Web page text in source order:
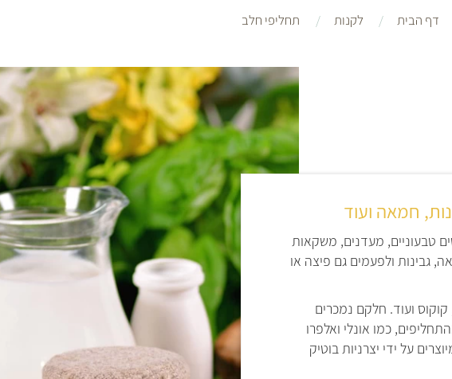
דף הבית לקנות תחליפי חלב
חמאה ועוד
טבעוניים, מעדנים, משקאות
גבינות ולפעמים גם פיצה או
קוקוס ועוד. חלקם נמכרים
כמו אונלי ואלפרו
על ידי יצרניות בוטיק
מהפכת תחליפי החלב כבר כאן, וכולנו
2016 לשנת 2021! לעומת זאת, העליות במכירת
באתר כלכליסט קבעו כבר בשנת 2019 ש"
הסויה
התחזיות צופות שמכירות תחליפי החלב ימשיכו לעלות.
משקאות החלב הצמחי
באריזות הליטר הם התחליפים
של מעל 300 מיליון שקלים בשנה! וזו הסיבה
משקאות בריסטה ייעודיים לקפה, שמייצרים קצף